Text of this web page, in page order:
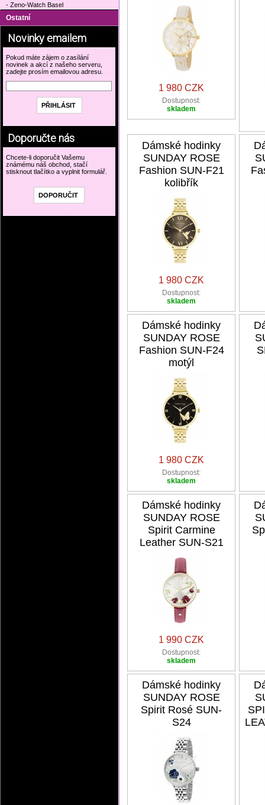
1 980 CZK
Dostupnost:
skladem
Dámské hodinky
SUNDAY ROSE
Fashion SUN-F21
kolibřík
1 980 CZK
Dostupnost:
skladem
Dámské hodinky
SUNDAY ROSE
Fashion SUN-F24
motýl
1 980 CZK
Dostupnost:
skladem
Dámské hodinky
SUNDAY ROSE
Spirit Carmine
Leather SUN-S21
1 990 CZK
Dostupnost:
skladem
Dámské hodinky
SUNDAY ROSE
Spirit Rosé SUN-
S24
- Zeno-Watch Basel
Ostatní
Novinky emailem
Pokud máte zájem o zasílání
novinek a akcí z našeho serveru,
zadejte prosím emailovou adresu.
Doporučte nás
Chcete-li doporučit Vašemu
známému náš obchod, stačí
stisknout tlačítko a vyplnit formulář.